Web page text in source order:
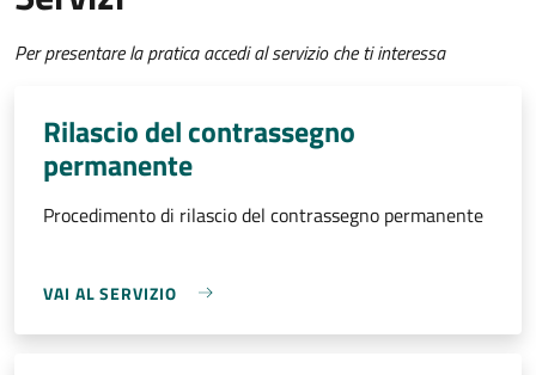
Per presentare la pratica accedi al servizio che ti interessa
Rilascio del contrassegno
permanente
Procedimento di rilascio del contrassegno permanente
VAI AL SERVIZIO